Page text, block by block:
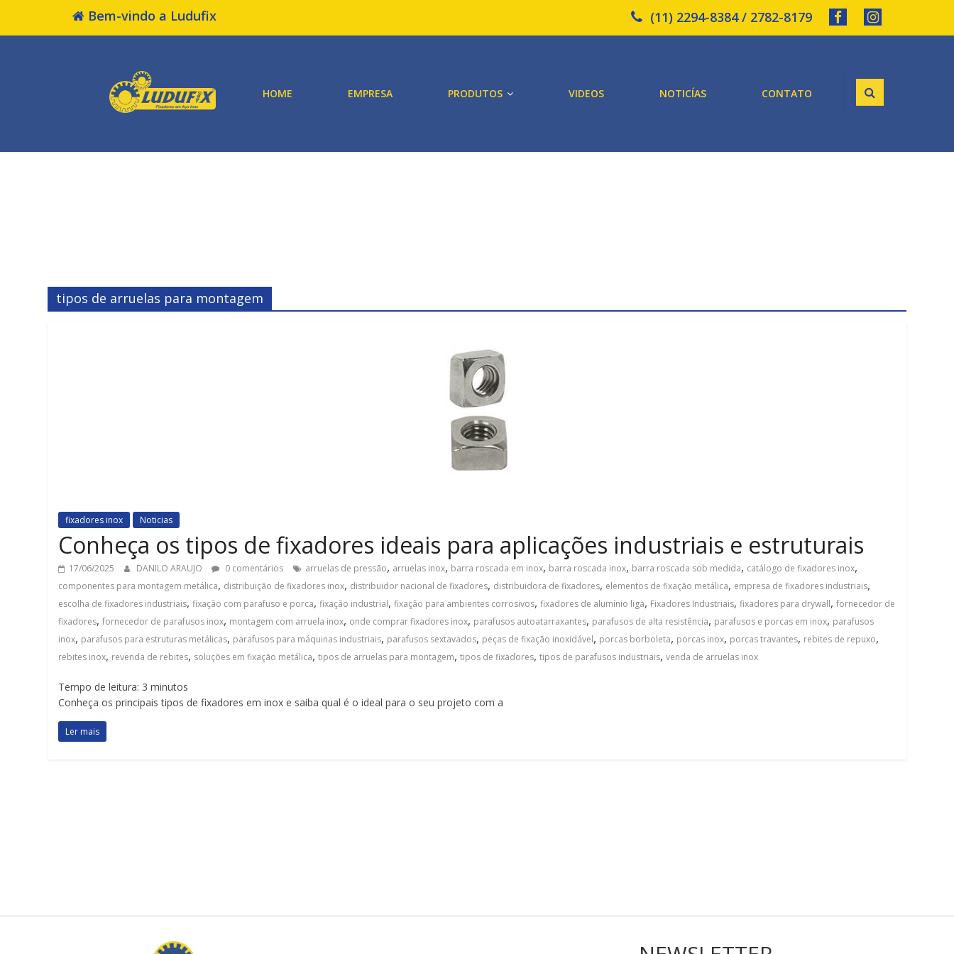
Bem-vindo a Ludufix (11) 2294-8384 / 2782-8179
HOME EMPRESA PRODUTOS VIDEOS NOTICÍAS CONTATO
tipos de arruelas para montagem
fixadores inox Noticias
Conheça os tipos de fixadores ideais para aplicações industriais e estruturais
17/06/2025 DANILO ARAUJO 0 comentários arruelas de pressão, arruelas inox, barra roscada em inox, barra roscada inox, barra roscada sob medida, catálogo de fixadores inox,
componentes para montagem metálica, distribuição de fixadores inox, distribuidor nacional de fixadores, distribuidora de fixadores, elementos de fixação metálica, empresa de fixadores industriais,
escolha de fixadores industriais,fixação com parafuso e porca,fixação industrial,fixação para ambientes corrosivos,fixadores de alumínio liga, Fixadores Industriais,fixadores para drywall,fornecedor de
fixadores,fornecedor de parafusos inox, montagem com arruela inox, onde comprar fixadores inox, parafusos autoatarraxantes, parafusos de alta resistência, parafusos e porcas em inox, parafusos
inox, parafusos para estruturas metálicas, parafusos para máquinas industriais, parafusos sextavados, peças de fixação inoxidável, porcas borboleta, porcas inox, porcas travantes, rebites de repuxo,
rebites inox, revenda de rebites, soluções em fixação metálica,tipos de arruelas para montagem,tipos de fixadores,tipos de parafusos industriais,venda de arruelas inox
Tempo de leitura: 3 minutos
Conheça os principais tipos de fixadores em inox e saiba qual é o ideal para o seu projeto com a
Ler mais